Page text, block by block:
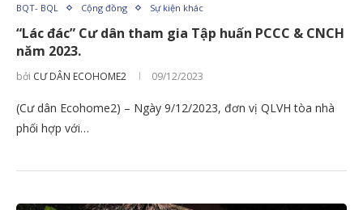
BQT- BQL Cộng đồng Sự kiện khác
“Lác đác” Cư dân tham gia Tập huấn PCCC & CNCH
năm 2023.
bởi CƯ DÂN ECOHOME2 09/12/2023
(Cư dân Ecohome2) – Ngày 9/12/2023, đơn vị QLVH tòa nhà
phối hợp với…